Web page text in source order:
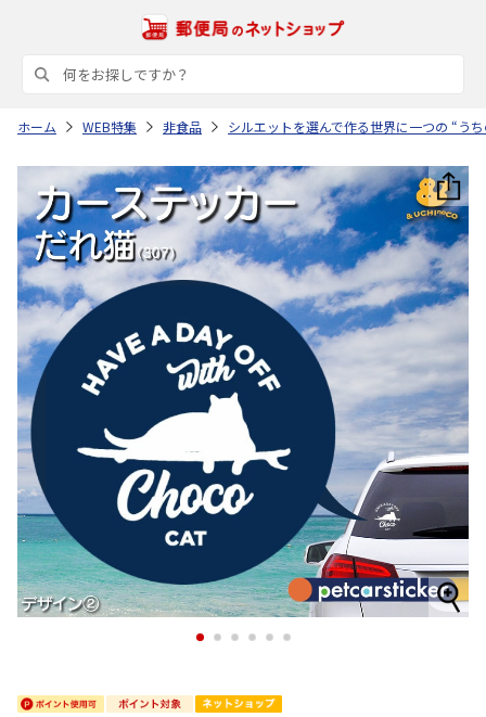
ホーム WEB特集 非食品 シルエットを選んで作る世界に一つの “う
1 2 3 4 5 6